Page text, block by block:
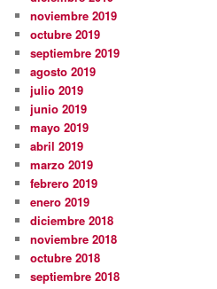
noviembre 2019
octubre 2019
septiembre 2019
agosto 2019
julio 2019
junio 2019
mayo 2019
abril 2019
marzo 2019
febrero 2019
enero 2019
diciembre 2018
noviembre 2018
octubre 2018
septiembre 2018